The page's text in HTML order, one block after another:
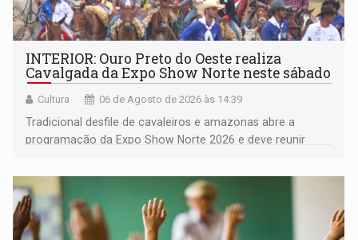
INTERIOR: Ouro Preto do Oeste realiza
Cavalgada da Expo Show Norte neste sábado
Cultura 06 de Agosto de 2026 às 14:39
Tradicional desfile de cavaleiros e amazonas abre a
programação da Expo Show Norte 2026 e deve reunir